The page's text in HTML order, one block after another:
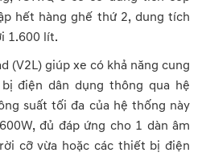
hết hàng ghế thứ 2, dung tích
1.600 lít.
(V2L) giúp xe có khả năng cung
điện dân dụng thông qua hệ
suất tối đa của hệ thống này
đủ đáp ứng cho 1 dàn âm
cỡ vừa hoặc các thiết bị điện